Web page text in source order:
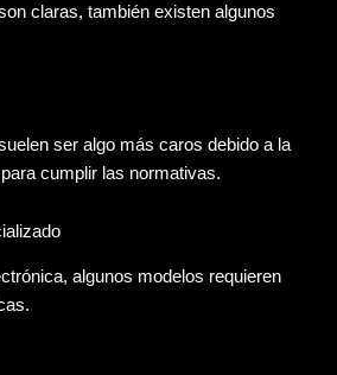
claras, también existen algunos
ser algo más caros debido a la
cumplir las normativas.
algunos modelos requieren